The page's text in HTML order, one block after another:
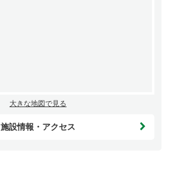
大きな地図で見る
施設情報・アクセス